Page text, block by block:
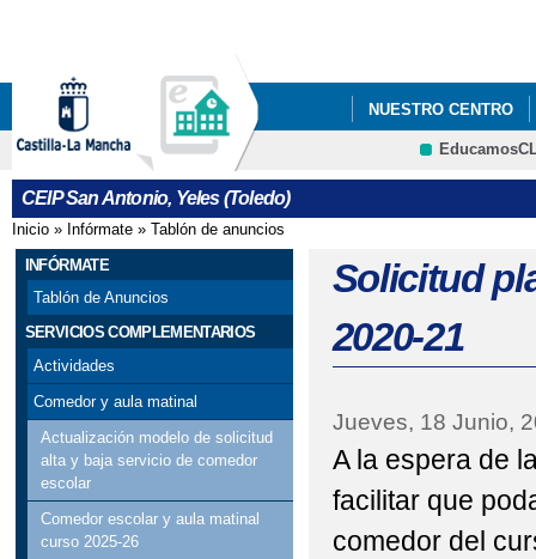
NUESTRO CENTRO
ECOESCUELAS
ADMISIÓN DE
EVALUACIÓN DEL
CEIP San Antonio, Yeles (Toledo)
Se encuentra usted aquí
Inicio » Infórmate » Tablón de anuncios
INFÓRMATE
Tablón de Anuncios
SERVICIOS COMPLEMENTARIOS
Actividades
Comedor y aula matinal
Actualización modelo de solicitud
alta y baja servicio de comedor
escolar
Comedor escolar y aula matinal
curso 2025-26
Solicitud
2020-21
Jueves, 18 Junio,
A la espera de
facilitar que
comedor del